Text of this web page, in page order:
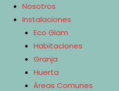
Nosotros
Instalaciones
Eco Glam
Habitaciones
Granja
Huerta
Áreas Comunes